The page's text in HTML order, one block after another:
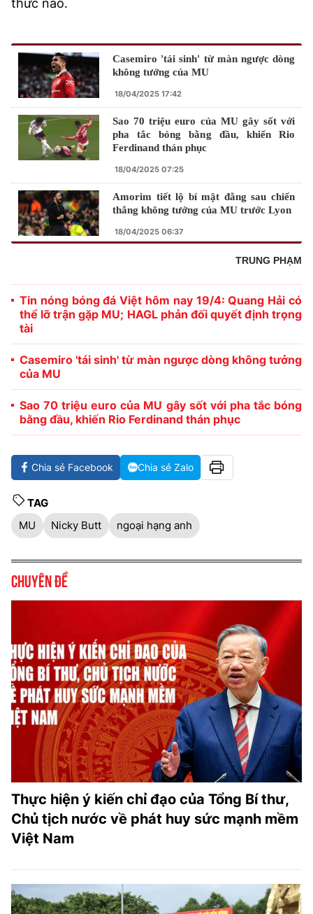
thức nào.
Casemiro 'tái sinh' từ màn ngược dòng
không tưởng của MU
18/04/2025 17:42
Sao 70 triệu euro của MU gây sốt với
pha tắc bóng bằng đầu, khiến Rio
Ferdinand thán phục
18/04/2025 07:25
Amorim tiết lộ bí mật đằng sau chiến
thắng không tưởng của MU trước Lyon
18/04/2025 06:37
TRUNG PHẠM
Tin nóng bóng đá Việt hôm nay 19/4: Quang Hải có
thể lỡ trận gặp MU; HAGL phản đối quyết định trọng
tài
Casemiro 'tái sinh' từ màn ngược dòng không tưởng
của MU
Sao 70 triệu euro của MU gây sốt với pha tắc bóng
bằng đầu, khiến Rio Ferdinand thán phục
Chia sẻ Facebook Chia sẻ Zalo
TAG
MU
Nicky Butt ngoại hạng anh
Chuyên đề
Thực hiện ý kiến chỉ đạo của Tổng Bí thư,
Chủ tịch nước về phát huy sức mạnh mềm
Việt Nam